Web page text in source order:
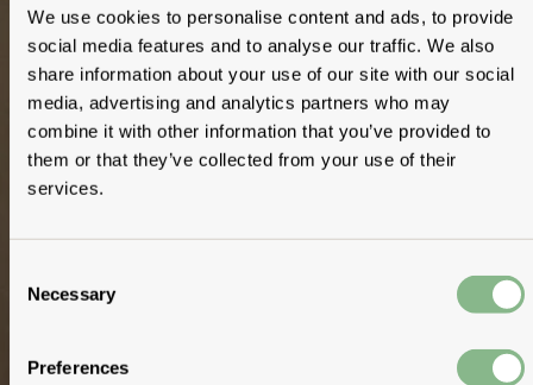
We use cookies to personalise content and ads, to provide
social media features and to analyse our traffic. We also
share information about your use of our site with our social
media, advertising and analytics partners who may
combine it with other information that you’ve provided to
them or that they’ve collected from your use of their
services.
Selection
Necessary
Preferences